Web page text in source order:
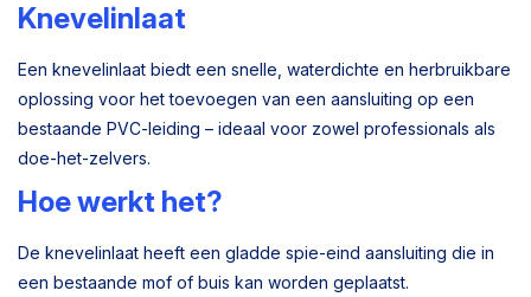
Knevelinlaat
Een knevelinlaat biedt een snelle, waterdichte en herbruikbare
oplossing voor het toevoegen van een aansluiting op een
bestaande PVC-leiding – ideaal voor zowel professionals als
doe-het-zelvers.
Hoe werkt het?
De knevelinlaat heeft een gladde spie-eind aansluiting die in
een bestaande mof of buis kan worden geplaatst.